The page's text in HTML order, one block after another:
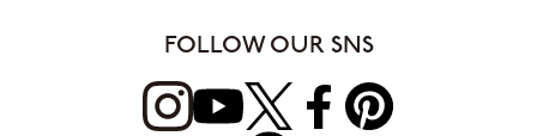
FOLLOW OUR SNS